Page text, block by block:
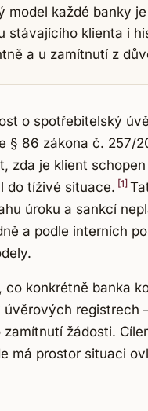
model každé banky
stávajícího klienta i
a u zamítnutí z
o spotřebitelský
§ 86 zákona č. 257/
zda je klient
do tíživé situace. [1]
úroku a sankcí
a podle interních
co konkrétně banka
úvěrových registrech
žádosti.
má prostor situaci